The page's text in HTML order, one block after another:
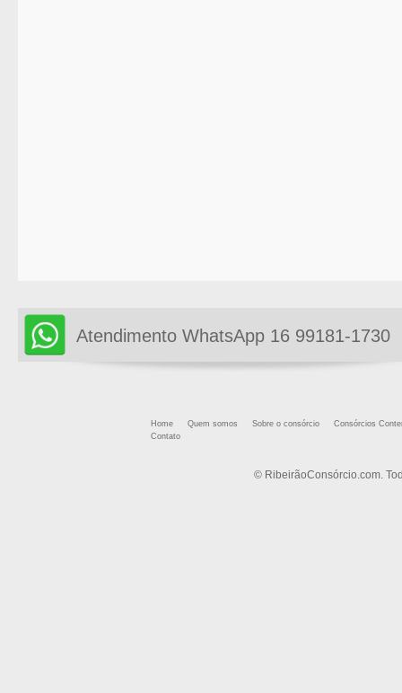
Atendimento WhatsApp 16 99181-1730
Home Quem somos Sobre o consórcio
Consórcios
Contato
© RibeirãoConsórcio.com.